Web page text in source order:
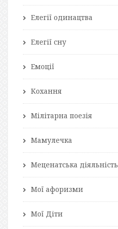
Елегії одинацтва
Елегії сну
Емоції
Кохання
Мілітарна поезія
Мамулечка
Меценатська діяльність
Мої афоризми
Мої Діти